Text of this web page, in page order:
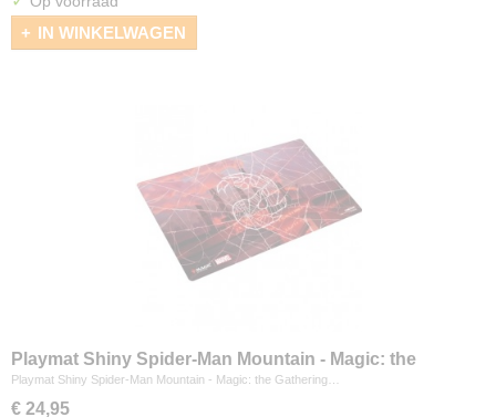
IN WINKELWAGEN
Playmat Shiny Spider-Man Mountain - Magic: the
Gathering
Playmat Shiny Spider-Man Mountain - Magic: the Gathering…
€ 24,95